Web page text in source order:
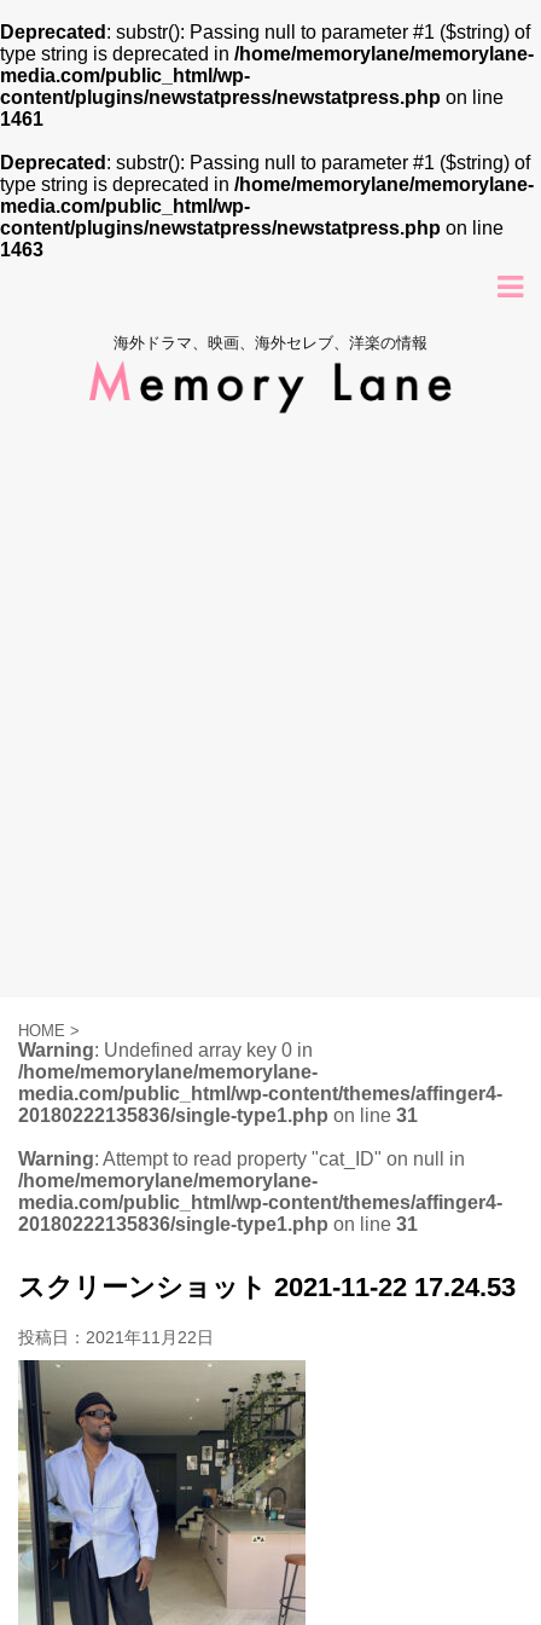
Deprecated : substr(): Passing null to parameter #1 ($string) of
type string is deprecated in /home/memorylane/memorylane-
media.com/public_html/wp-
content/plugins/newstatpress/newstatpress.php on line
1461
Deprecated : substr(): Passing null to parameter #1 ($string) of
type string is deprecated in /home/memorylane/memorylane-
media.com/public_html/wp-
content/plugins/newstatpress/newstatpress.php on line
1463
海外ドラマ、映画、海外セレブ、洋楽の情報
HOME >
Warning: Undefined array key 0 in
/home/memorylane/memorylane-
media.com/public_html/wp-content/themes/affinger4-
20180222135836/single-type1.php on line 31
Warning: Attempt to read property "cat_ID" on null in
/home/memorylane/memorylane-
media.com/public_html/wp-content/themes/affinger4-
20180222135836/single-type1.php on line 31
スクリーンショット 2021-11-22 17.24.53
投稿日： 2021年11月22日